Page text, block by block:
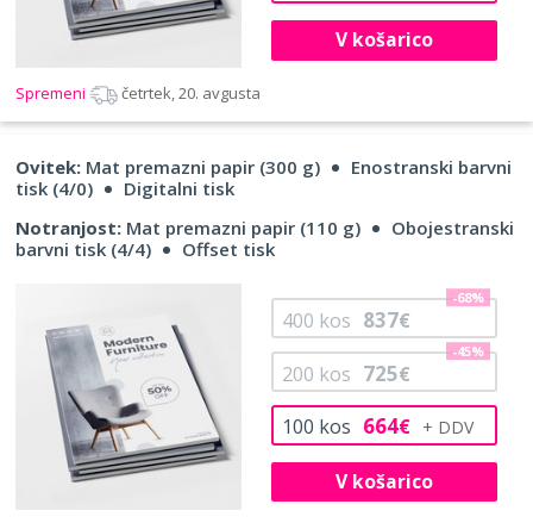
V košarico
Spremeni četrtek, 20. avgusta
Ovitek: Mat premazni papir (300 g)
Enostranski barvni
tisk (4/0)
Digitalni tisk
Notranjost: Mat premazni papir (110 g)
Obojestranski
barvni tisk (4/4)
Offset tisk
100 kos 664€
200 kos 725€
-45%
400 kos 837€
-68%
V košarico